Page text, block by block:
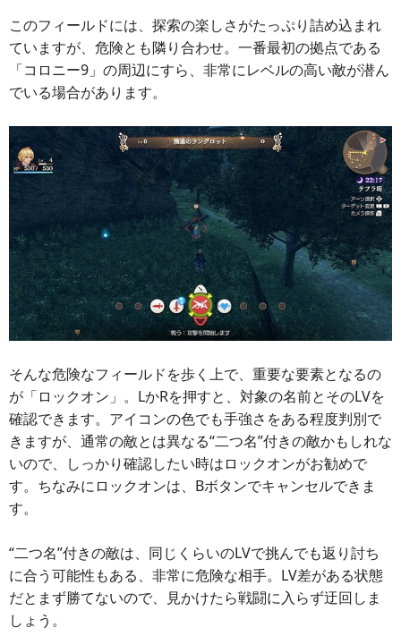
このフィールドには、探索の楽しさがたっぷり詰め込まれ
ていますが、危険とも隣り合わせ。一番最初の拠点である
「コロニー9」の周辺にすら、非常にレベルの高い敵が潜ん
でいる場合があります。
そんな危険なフィールドを歩く上で、重要な要素となるの
が「ロックオン」。LかRを押すと、対象の名前とそのLVを
確認できます。アイコンの色でも手強さをある程度判別で
きますが、通常の敵とは異なる“二つ名”付きの敵かもしれな
いので、しっかり確認したい時はロックオンがお勧めで
す。ちなみにロックオンは、Bボタンでキャンセルできま
す。
“二つ名”付きの敵は、同じくらいのLVで挑んでも返り討ち
に合う可能性もある、非常に危険な相手。LV差がある状態
だとまず勝てないので、見かけたら戦闘に入らず迂回しま
しょう。